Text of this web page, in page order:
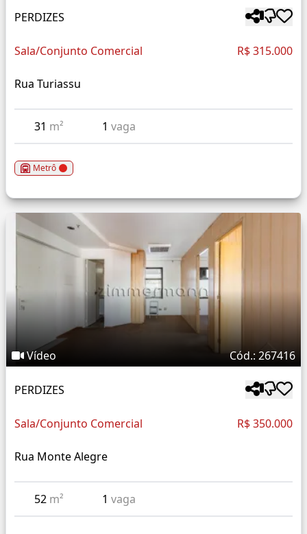
PERDIZES
Sala/Conjunto Comercial R$ 315.000
Rua Turiassu
31 m² 1 vaga
Metrô
Vídeo Cód.: 267416
PERDIZES
Sala/Conjunto Comercial R$ 350.000
Rua Monte Alegre
52 m² 1 vaga